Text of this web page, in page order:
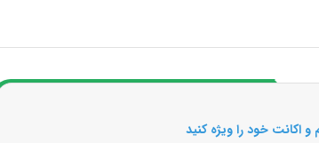
اکانت خود را ویژه کنید